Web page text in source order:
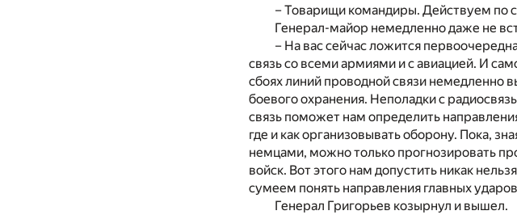
– Товарищи командиры. Действуем по
Генерал-майор немедленно даже не
– На вас сейчас ложится
связь со всеми армиями и с авиацией. И
сбоях линий проводной связи немедленно
боевого охранения. Неполадки с
связь поможет нам определить
где и как организовывать оборону. Пока,
немцами, можно только прогнозировать
войск. Вот этого нам допустить никак
сумеем понять направления главных
Генерал Григорьев козырнул и вышел.